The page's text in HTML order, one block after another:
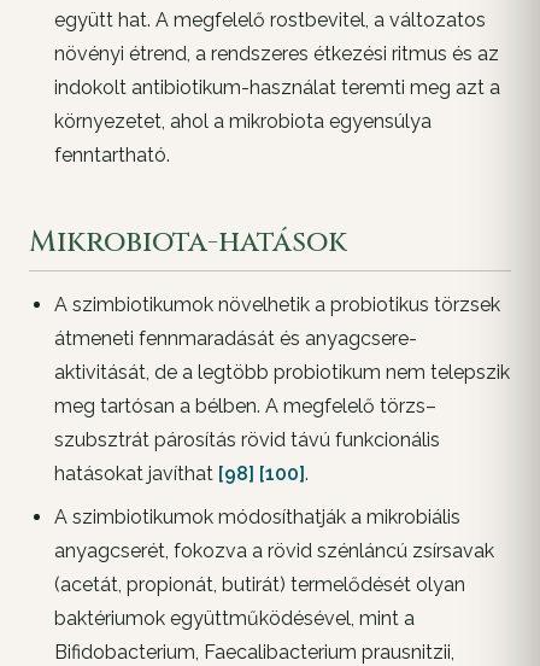
együtt hat. A megfelelő rostbevitel, a változatos
növényi étrend, a rendszeres étkezési ritmus és az
indokolt antibiotikum-használat teremti meg azt a
környezetet, ahol a mikrobiota egyensúlya
fenntartható.
Mikrobiota-hatások
A szimbiotikumok növelhetik a probiotikus törzsek
átmeneti fennmaradását és anyagcsere-
aktivitását, de a legtöbb probiotikum nem telepszik
meg tartósan a bélben. A megfelelő törzs–
szubsztrát párosítás rövid távú funkcionális
hatásokat javíthat [98] [100].
A szimbiotikumok módosíthatják a mikrobiális
anyagcserét, fokozva a rövid szénláncú zsírsavak
(acetát, propionát, butirát) termelődését olyan
baktériumok együttműködésével, mint a
Bifidobacterium, Faecalibacterium prausnitzii,